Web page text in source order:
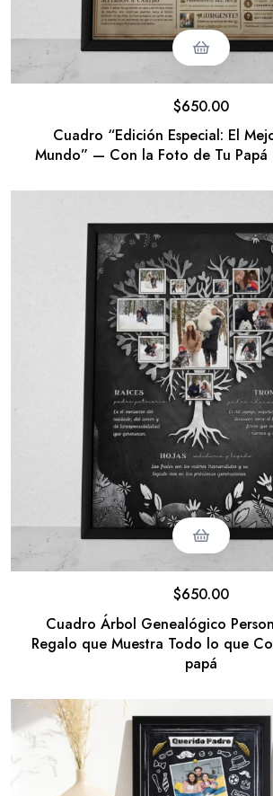
Cuadro “Edición Especial: El
Mundo” — Con la Foto de Tu Papá
$650.00
Cuadro Árbol Genealógico
Regalo que Muestra Todo lo que
papá
$650.00